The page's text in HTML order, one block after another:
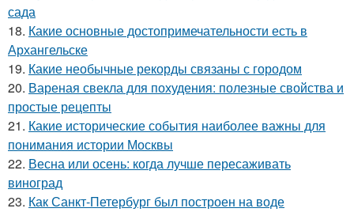
сада
18. Какие основные достопримечательности есть в
Архангельске
19. Какие необычные рекорды связаны с городом
20. Вареная свекла для похудения: полезные свойства и
простые рецепты
21. Какие исторические события наиболее важны для
понимания истории Москвы
22. Весна или осень: когда лучше пересаживать
виноград
23. Как Санкт-Петербург был построен на воде